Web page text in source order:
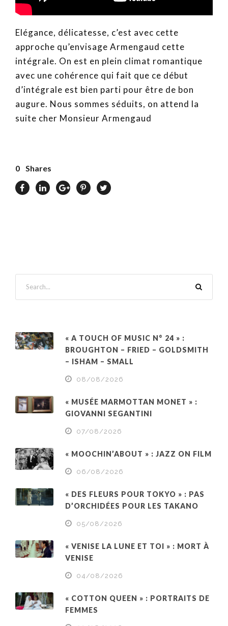
Elégance, délicatesse, c’est avec cette
approche qu’envisage Armengaud cette
intégrale. On est en plein climat romantique
avec une cohérence qui fait que ce début
d’intégrale est bien parti pour être de bon
augure. Nous sommes séduits, on attend la
suite cher Monsieur Armengaud
0 Shares
« A TOUCH OF MUSIC N° 24 » :
BROUGHTON – FRIED – GOLDSMITH
– ISHAM – SMALL
08/08/2026
« MUSÉE MARMOTTAN MONET » :
GIOVANNI SEGANTINI
07/08/2026
« MOOCHIN’ABOUT » : JAZZ ON FILM
06/08/2026
« DES FLEURS POUR TOKYO » : PAS
D’ORCHIDÉES POUR LES TAKANO
05/08/2026
« VENISE LA LUNE ET TOI » : MORT À
VENISE
04/08/2026
« COTTON QUEEN » : PORTRAITS DE
FEMMES